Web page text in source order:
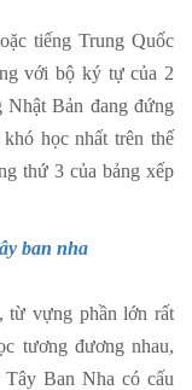
tiếng Trung Quốc
với bộ ký tự của 2
Nhật Bản đang đứng
học nhất trên thế
thứ 3 của bảng xếp
ban nha
từ vựng phần lớn rất
tương đương nhau,
Ban Nha có cấu